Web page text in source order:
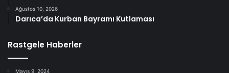
Ağustos 10, 2026
Darıca’da Kurban Bayramı Kutlaması
Rastgele Haberler
Mayıs 9, 2024